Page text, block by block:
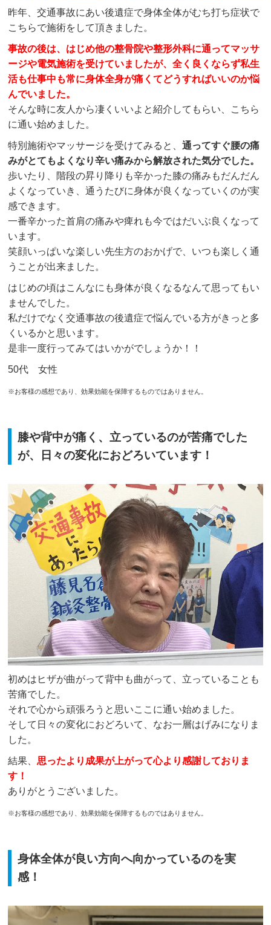
昨年、交通事故にあい後遺症で身体全体がむち打ち症状で
こちらで施術をして頂きました。
事故の後は、はじめ他の整骨院や整形外科に通ってマッサ
ージや電気施術を受けていましたが、全く良くならず私生
活も仕事中も常に身体全身が痛くてどうすればいいのか悩
んでいました。
そんな時に友人から凄くいいよと紹介してもらい、こちら
に通い始めました。
特別施術やマッサージを受けてみると、通ってすぐ腰の痛
みがとてもよくなり辛い痛みから解放された気分でした。
歩いたり、階段の昇り降りも辛かった膝の痛みもだんだん
よくなっていき、通うたびに身体が良くなっていくのが実
感できます。
一番辛かった首肩の痛みや痺れも今ではだいぶ良くなって
います。
笑顔いっぱいな楽しい先生方のおかげで、いつも楽しく通
うことが出来ました。
はじめの頃はこんなにも身体が良くなるなんて思ってもい
ませんでした。
私だけでなく交通事故の後遺症で悩んでいる方がきっと多
くいるかと思います。
是非一度行ってみてはいかがでしょうか！！
50代 女性
※お客様の感想であり、効果効能を保障するものではありません。
膝や背中が痛く、立っているのが苦痛でした
が、日々の変化におどろいています！
初めはヒザが曲がって背中も曲がって、立っていることも
苦痛でした。
それで心から頑張ろうと思いここに通い始めました。
そして日々の変化におどろいて、なお一層はげみになりま
した。
結果、思ったより成果が上がって心より感謝しておりま
す！
ありがとうございました。
※お客様の感想であり、効果効能を保障するものではありません。
身体全体が良い方向へ向かっているのを実
感！